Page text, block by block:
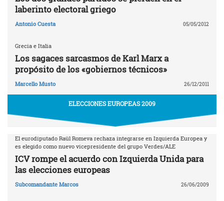
laberinto electoral griego
Antonio Cuesta 05/05/2012
Grecia e Italia
Los sagaces sarcasmos de Karl Marx a
propósito de los «gobiernos técnicos»
Marcello Musto 26/12/2011
ELECCIONES EUROPEAS 2009
El eurodiputado Raül Romeva rechaza integrarse en Izquierda Europea y
es elegido como nuevo vicepresidente del grupo Verdes/ALE
ICV rompe el acuerdo con Izquierda Unida para
las elecciones europeas
Subcomandante Marcos 26/06/2009